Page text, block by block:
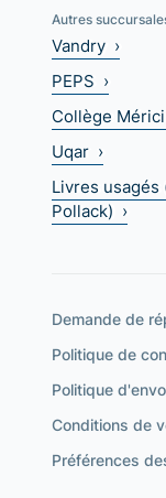
Autres
Vandry ›
PEPS ›
Collège
Uqar ›
Livres
Pollack) ›
Demande de
Politique de
Politique
Conditions de
Préférences